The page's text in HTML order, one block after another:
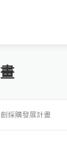
空間租用
採購發展計畫